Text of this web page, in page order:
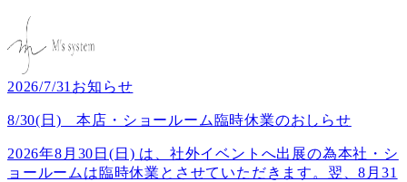
2026/7/31 お知らせ
8/30(日) 本店・ショールーム臨時休業のおしらせ
2026年8月30日(日) は、社外イベントへ出展の為本社・シ
ョールームは臨時休業とさせていただきます。翌、8月31